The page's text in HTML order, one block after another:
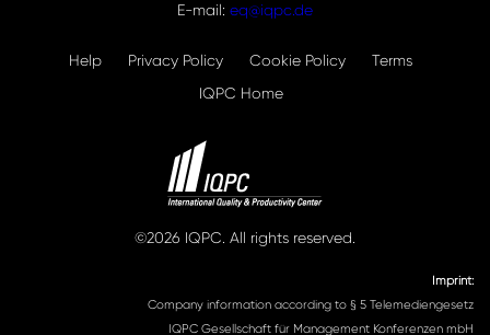
E-mail: eq@iqpc.de
Help Privacy Policy Cookie Policy
Terms
IQPC Home
©2026 IQPC. All rights reserved.
Imprint:
Company information according to § 5 Telemediengesetz
IQPC Gesellschaft für Management Konferenzen mbH